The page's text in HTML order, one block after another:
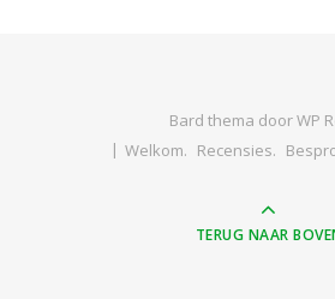
Bard thema doorWP
Welkom. Recensies.
TERUG NAAR